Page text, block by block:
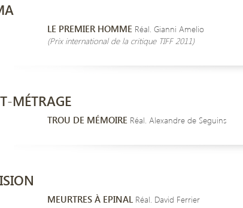
LE PREMIER HOMMERéal. Gianni Amelio
(Prix international de la critique TIFF 2011)
MÉTRAGE
TROU DE MÉMOIRERéal. Alexandre de Seguins
MEURTRES À EPINALRéal. David Ferrier